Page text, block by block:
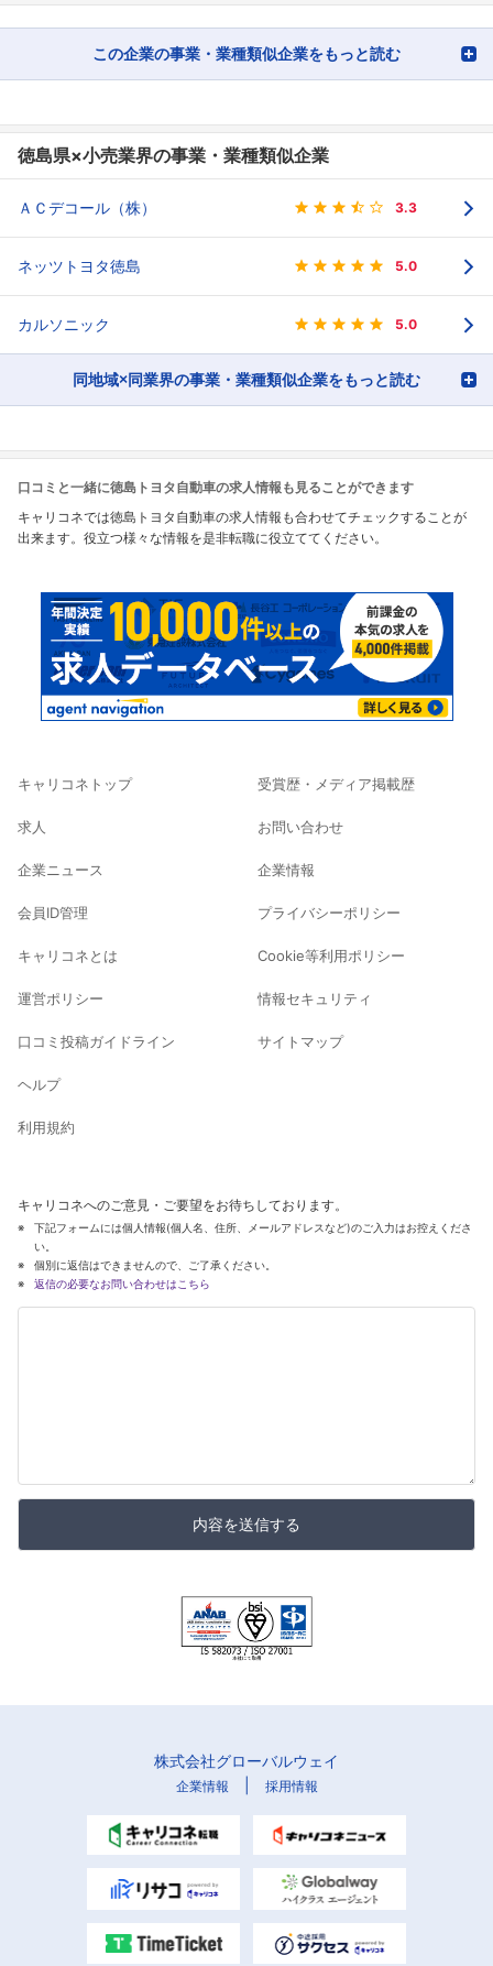
フォローしました
こちらの企業もフォローしませんか？
この企業の事業・業種類似企業をもっと読む
徳島県×小売業界の事業・業種類似企業
ＡＣデコール（株） 3.3
ネッツトヨタ徳島 5.0
カルソニック 5.0
同地域×同業界の事業・業種類似企業をもっと読む
口コミと一緒に徳島トヨタ自動車の求人情報も見ることができます
キャリコネでは徳島トヨタ自動車の求人情報も合わせてチェックすることが
出来ます。役立つ様々な情報を是非転職に役立ててください。
キャリコネトップ
求人
企業ニュース
会員ID管理
キャリコネとは
運営ポリシー
口コミ投稿ガイドライン
ヘルプ
利用規約
受賞歴・メディア掲載歴
お問い合わせ
企業情報
プライバシーポリシー
Cookie等利用ポリシー
情報セキュリティ
サイトマップ
キャリコネへのご意見・ご要望をお待ちしております。
下記フォームには個人情報(個人名、住所、メールアドレスなど)のご入力はお控えくださ
い。
個別に返信はできませんので、ご了承ください。
返信の必要なお問い合わせはこちら
内容を送信する
株式会社グローバルウェイ
企業情報 採用情報